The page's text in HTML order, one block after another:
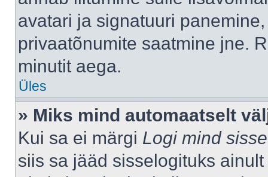
avatari ja signatuuri
privaatõnumite saatmine jne.
minutit aega.
Üles
» Miks mind automaatselt
Kui sa ei märgi Logi mind
siis sa jääd sisselogituks